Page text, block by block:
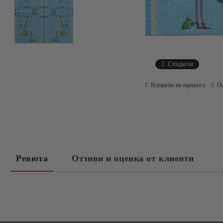
Сподели
Изпрати на приятел
Ревюта Отзиви и оценка от клиенти